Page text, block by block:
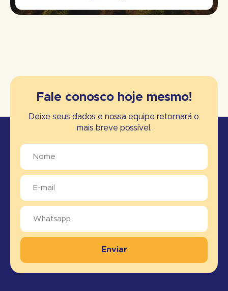
Fale conosco hoje mesmo!
Deixe seus dados e nossa equipe retornará o
mais breve possível.
Enviar